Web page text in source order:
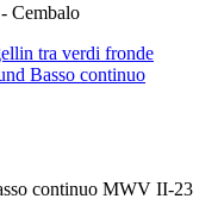
Cembalo
continuo MWV II-23